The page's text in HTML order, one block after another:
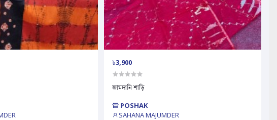
৳3,900
জামদানি শাড়ি
POSHAK
SAHANA MAJUMDER